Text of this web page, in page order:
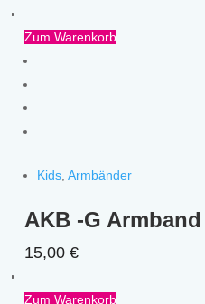
Zum Warenkorb
Kids ,Armbänder
AKB -G
15,00€
Zum Warenkorb